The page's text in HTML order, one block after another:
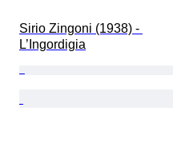
Sirio Zingoni (1938) -
L’Ingordigia